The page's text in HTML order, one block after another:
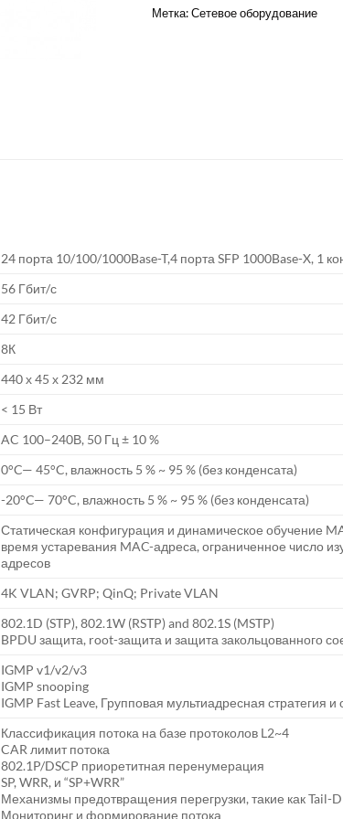
Метка:Сетевое оборудование
24 порта 10/100/1000Base-T,4 порта SFP 1000Base-X, 1
56 Гбит/с
42 Гбит/с
8К
440 х 45 х 232 мм
< 15 Вт
AC 100–240В, 50 Гц ± 10 %
0°C— 45°C, влажность 5 % ~ 95 % (без конденсата)
-20°C— 70°C, влажность 5 % ~ 95 % (без конденсата)
Статическая конфигурация и динамическое обучение
время устаревания MAC-адреса, ограниченное число
адресов
4K VLAN; GVRP; QinQ; Private VLAN
802.1D (STP), 802.1W (RSTP) and 802.1S (MSTP)
BPDU защита, root-защита и защита закольцованного
IGMP v1/v2/v3
IGMP snooping
IGMP Fast Leave, Групповая мультиадресная стратегия
Классификация потока на базе протоколов L2~4
CAR лимит потока
802.1P/DSCP приоретитная перенумерация
SP, WRR, и “SP+WRR”
Механизмы предотвращения перегрузки, такие как Tail-
Мониторинг и формирование потока